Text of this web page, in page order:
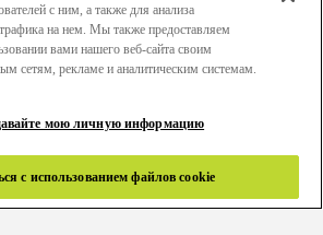
Поиск
Авторизоваться
Развитие
Правила и условия
с ним, а также для анализа
на нем. Мы также предоставляем
вами нашего веб-сайта своим
сетям, рекламе и аналитическим системам.
мою личную информацию
с использованием файлов cookie